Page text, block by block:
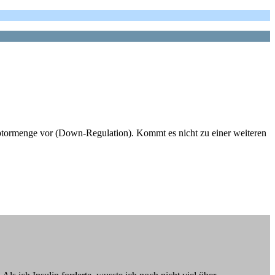
vor (Down-Regulation). Kommt es nicht zu einer weiteren